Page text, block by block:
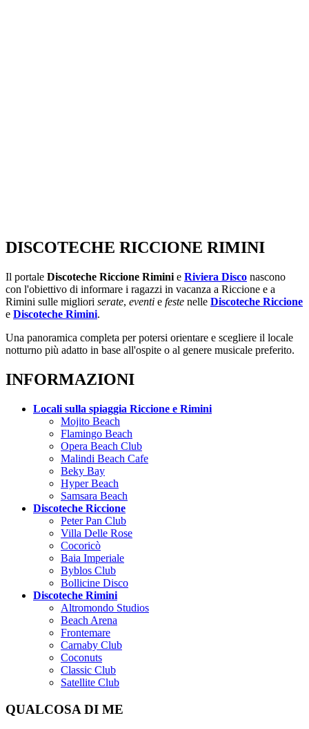
DISCOTECHE RICCIONE RIMINI
Il portale Discoteche Riccione Rimini e Riviera Disco nascono
con l'obiettivo di informare i ragazzi in vacanza a Riccione e a
Rimini sulle migliori serate, eventi e feste nelle Discoteche Riccione
e Discoteche Rimini.
Una panoramica completa per potersi orientare e scegliere il locale
notturno più adatto in base all'ospite o al genere musicale preferito.
INFORMAZIONI
Locali sulla spiaggia Riccione e Rimini
Mojito Beach
Flamingo Beach
Opera Beach Club
Malindi Beach Cafe
Beky Bay
Hyper Beach
Samsara Beach
Discoteche Riccione
Peter Pan Club
Villa Delle Rose
Cocoricò
Baia Imperiale
Byblos Club
Bollicine Disco
Discoteche Rimini
Altromondo Studios
Beach Arena
Frontemare
Carnaby Club
Coconuts
Classic Club
Satellite Club
QUALCOSA DI ME